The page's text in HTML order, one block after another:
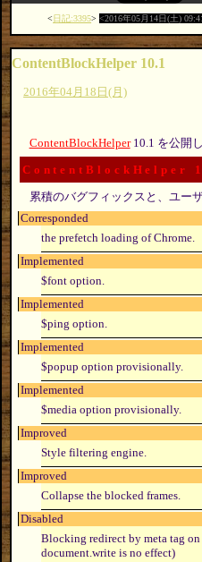
日記:3395 2016年05月14日(土)
ContentBlockHelper 10.1
2016年04月18日(月)
ContentBlockHelper10.1 を公開し
ContentBlockHelper
累積のバグフィックスと、ユー
Corresponded
the prefetch loading of Chrome.
Implemented
$font option.
Implemented
$ping option.
Implemented
$popup option provisionally.
Implemented
$media option provisionally.
Improved
Style filtering engine.
Improved
Collapse the blocked frames.
Disabled
Blocking redirect by meta tag
document.write is no effect)